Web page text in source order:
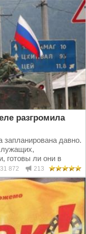
разгромила
давно.
готовы ли они в
многими это было...
31 872 213